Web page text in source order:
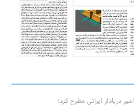
امیر دریادار ایرانی مطرح کرد؛